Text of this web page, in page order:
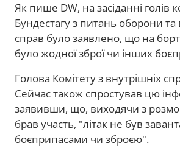
Як пише DW, на засіданні голів
Бундестагу з питань оборони та
справ було заявлено, що на
було жодної зброї чи інших
Голова Комітету з внутрішніх
Сейчас також спростував цю
заявивши, що, виходячи з
брав участь, "літак не був
боєприпасами чи зброєю".